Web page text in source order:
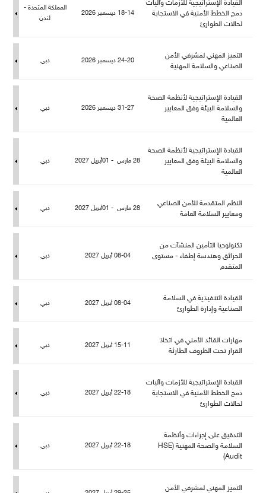
القيادة الإستراتيجية للأزمات وآليات
دمج الخطط الأمنية في الاستجابة
حالات الطوارئ
18-14 ديسمبر 2026
المملكة المتحدة -
ندن
التميز المهني لمشرفي الأمن
الصناعي والسلامة المهنية
24-20 ديسمبر 2026 دبي
القيادة الإستراتيجية لأنظمة الصحة
والسلامة البيئة وفق المعايير
العالمية
31-27 ديسمبر 2026 دبي
القيادة الإستراتيجية لأنظمة الصحة
والسلامة البيئة وفق المعايير
العالمية
28 مارس - 01أبريل 2027 دبي
النظم المتقدمة للأمن الصناعي
ومعايير السلامة العامة
28 مارس - 01أبريل 2027 دبي
تكنولوجيا التأمين المنشآت من
الحرائق وهندسة إطفاء - مستوى
المتقد
08-04 أبريل 2027 دبي
القيادة التنفيذية في السلامة
الصناعية وإدارة الطوارئ
08-04 أبريل 2027 دبي
هارات القائد الأمني في اتخاذ
القرار تحت الظروف الطارئة
15-11 أبريل 2027 دبي
القيادة الإستراتيجية للأزمات وآليات
دمج الخطط الأمنية في الاستجابة
حالات الطوارئ
22-18 أبريل 2027 دبي
التدقيق على إجراءات وأنظمة
السلامة والصحة المهنية (HSE
Audit)
22-18 أبريل 2027 دبي
التميز المهني لمشرفي الأمن